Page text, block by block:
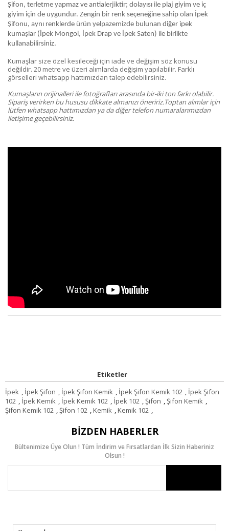
Şifon, terletme yapmaz ve antialerjiktir; dolayısı ile plaj giyim ve iç
giyim için de uygundur. Zengin bir renk seçeneğine sahip olan İpek
Şifonu, aynı renklerde ürün yelpazemizde bulunan diğer ipek
kumaşlar (İpek Mongol, İpek Drap ve İpek Saten) ile birlikte
kullanabilirsiniz.
Kumaşlar size özel kesileceği için iade ve değişim söz konusu
değildir. 20 metre ve üzeri alımlarda değişim yapılabilir. Farklı
görselleri whatsapp hattımızdan talep edebilirsiniz.
Kumaşların orijinalleri ile fotoğrafları arasında bir-iki ton farkı olabilir.
Sipariş verirken bu hususu dikkate almanızı öneririz.Toptan alımlar için
lütfen whatsapp hattımızdan ya da diğer telefon numaralarımızdan
iletişime geçebilirsiniz.
Etiketler
İpek , İpek Şifon , İpek Şifon Kemik , İpek Şifon Kemik 102 , İpek Şifon
102 , İpek Kemik , İpek Kemik 102 , İpek 102 ,Şifon ,Şifon Kemik ,
Şifon Kemik 102 ,Şifon 102 ,Kemik ,Kemik 102 ,
BIZDEN HABERLER
Bültenimize Üye Olun ! Tüm İndirim ve Fırsatlardan İlk Sizin Haberiniz
Olsun !